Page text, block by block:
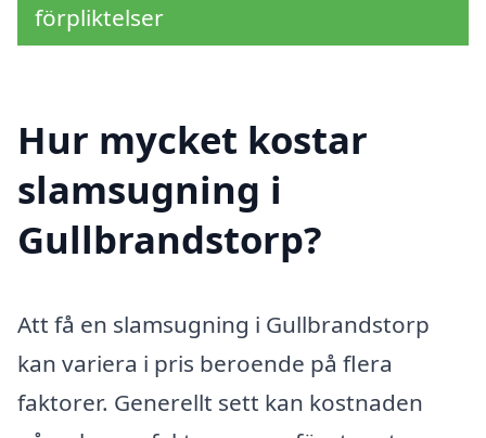
förpliktelser
Hur mycket kostar
slamsugning i
Gullbrandstorp?
Att få en slamsugning i Gullbrandstorp
kan variera i pris beroende på flera
faktorer. Generellt sett kan kostnaden